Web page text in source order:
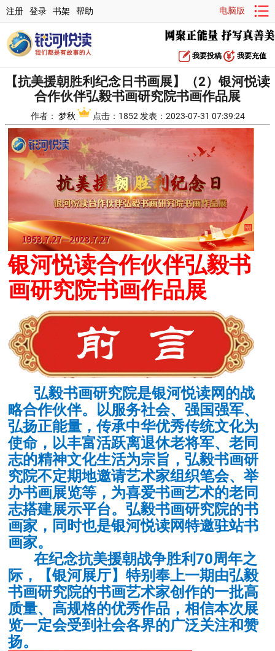
注册 登录 书架 帮助 电脑版
我要投稿 我要充值
【抗美援朝胜利纪念日书画展】（2）银河悦读
合作伙伴弘毅书画研究院书画作品展
作者： 梦秋 点击：1852 发表：2023-07-31 07:39:24
银河悦读合作伙伴弘毅书
画研究院书画作品展
弘毅书画研究院是银河悦读网的战
略合作伙伴。以服务社会、强国强军、
弘扬正能量，传承中华优秀传统文化为
使命，以丰富活跃离退休老将军、老同
志的精神文化生活为宗旨，弘毅书画研
究院不定期地邀请艺术家组织笔会、举
办书画展览等，为喜爱书画艺术的老同
志搭建展示平台。弘毅书画研究院的书
画家，同时也是银河悦读网特邀驻站书
画家。
在纪念抗美援朝战争胜利70周年之
际，【银河展厅】特别奉上一期由弘毅
书画研究院的书画艺术家创作的一批高
质量、高规格的优秀作品，相信本次展
览一定会受到社会各界的广泛关注和赞
扬。